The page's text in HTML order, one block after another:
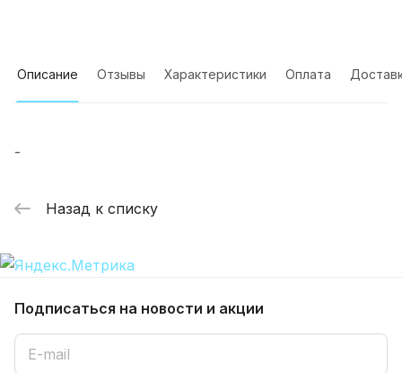
Описание Отзывы Характеристики Оплата
-
Назад к списку
Подписаться на новости и акции